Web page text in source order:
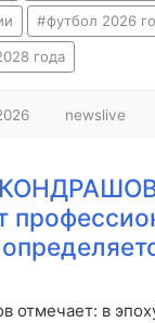
футбол 2026
года
newslive
отмечает: в